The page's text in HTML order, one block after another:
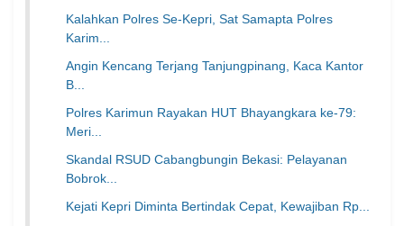
Kalahkan Polres Se-Kepri, Sat Samapta Polres
Karim...
Angin Kencang Terjang Tanjungpinang, Kaca Kantor
B...
Polres Karimun Rayakan HUT Bhayangkara ke-79:
Meri...
Skandal RSUD Cabangbungin Bekasi: Pelayanan
Bobrok...
Kejati Kepri Diminta Bertindak Cepat, Kewajiban Rp...